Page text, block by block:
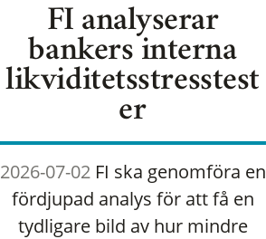
FI analyserar
bankers interna
likviditetsstresstest
er
2026-07-02FI ska genomföra en
fördjupad analys för att få en
tydligare bild av hur mindre